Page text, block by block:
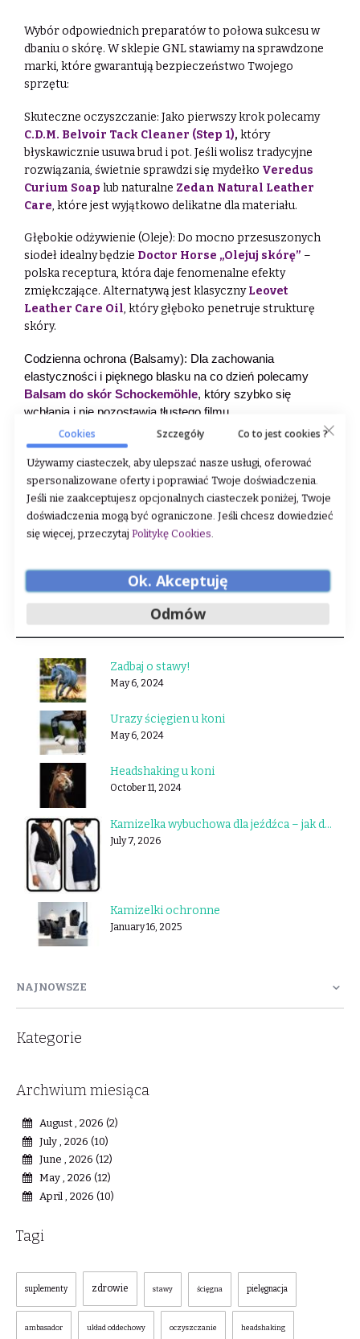
Wybór odpowiednich preparatów to połowa sukcesu w
dbaniu o skórę. W sklepie GNL stawiamy na sprawdzone
marki, które gwarantują bezpieczeństwo Twojego
sprzętu:
Skuteczne oczyszczanie: Jako pierwszy krok polecamy
C.D.M. Belvoir Tack Cleaner (Step 1), który
błyskawicznie usuwa brud i pot. Jeśli wolisz tradycyjne
rozwiązania, świetnie sprawdzi się mydełko Veredus
Curium Soap lub naturalne Zedan Natural Leather
Care, które jest wyjątkowo delikatne dla materiału.
Głębokie odżywienie (Oleje): Do mocno przesuszonych
siodeł idealny będzie Doctor Horse „Olejuj skórę” –
polska receptura, która daje fenomenalne efekty
zmiękczające. Alternatywą jest klasycznyLeovet
Leather Care Oil, który głęboko penetruje strukturę
skóry.
Codzienna ochrona (Balsamy): Dla zachowania
elastyczności i pięknego blasku na co dzień polecamy
Balsam do skór Schockemöhle, który szybko się
wchłania i nie pozostawia tłustego filmu.
May 17, 2026| Widok: 191| Tagi:sprzęt jeździecki,sztyblety,oficerki
jeździeckie,Odzież jeździecka,oficerki skokowe,sprzęt jeździecki
Zadbaj o stawy!
May 6, 2024
Urazy ścięgien u koni
May 6, 2024
Headshaking u koni
October 11, 2024
Kamizelka wybuchowa dla jeźdźca – jak działa i którą wybrać?
July 7, 2026
Kamizelki ochronne
January 16, 2025
NAJNOWSZE
Kategorie
Archwium miesiąca
August , 2026 (2)
July , 2026 (10)
June , 2026 (12)
May , 2026 (12)
April , 2026 (10)
Tagi
suplementy zdrowie stawy ścięgna pielęgnacja
ambasador układ oddechowy oczyszczanie headshaking
Cookies Szczegóły Co to jest cookies ?
Używamy ciasteczek, aby ulepszać nasze usługi, oferować
spersonalizowane oferty i poprawiać Twoje doświadczenia.
Jeśli nie zaakceptujesz opcjonalnych ciasteczek poniżej, Twoje
doświadczenia mogą być ograniczone. Jeśli chcesz dowiedzieć
się więcej, przeczytaj Politykę Cookies.
Ok. Akceptuję
Odmów